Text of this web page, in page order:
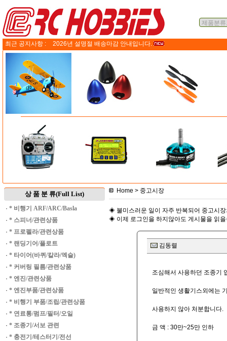
최근 공지사항 : 2026년 설명절 배송마감 안내입니다.
상 품 분 류(Full List)
· * 비행기 ARF/ARC/Basla
· * 스피너/관련상품
· * 프로펠라/관련상품
· * 랜딩기어/플로트
· * 타이어(바퀴/칼라/엑슬)
· * 커버링 필름/관련상품
· * 엔진/관련상품
· * 엔진부품/관련상품
· * 비행기 부품/조립/관련상품
· * 연료통/펌프/필터/오일
· * 조종기/서보 관련
· * 충전기/테스터기/전선
Home > 중고시장
◈ 불미스러운 일이 자주 반복되어 중고시
◈ 이제 로그인을 하지않아도 게시물을 읽
김동렬
조심해서 사용하던 조종기
일반적인 생활기스외에는
사용하지 않아 처분합니다.
금 액 : 30만~25만 인하